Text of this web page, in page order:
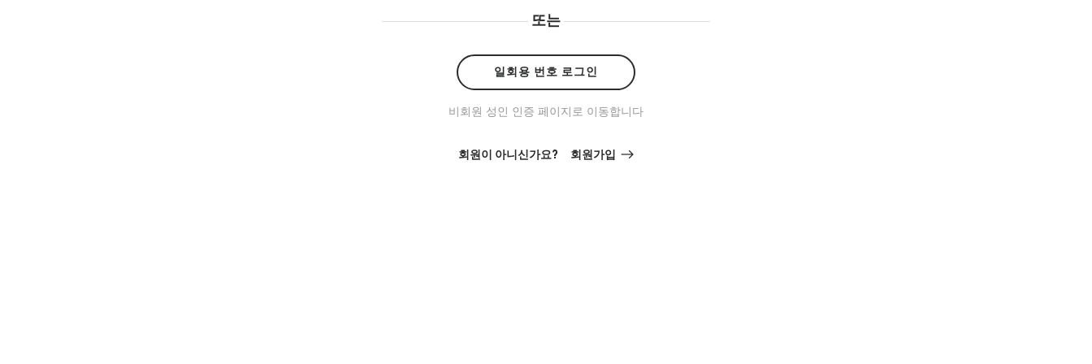
또는
일회용 번호 로그인
비회원 성인 인증 페이지로 이동합니다
회원이 아니신가요? 회원가입